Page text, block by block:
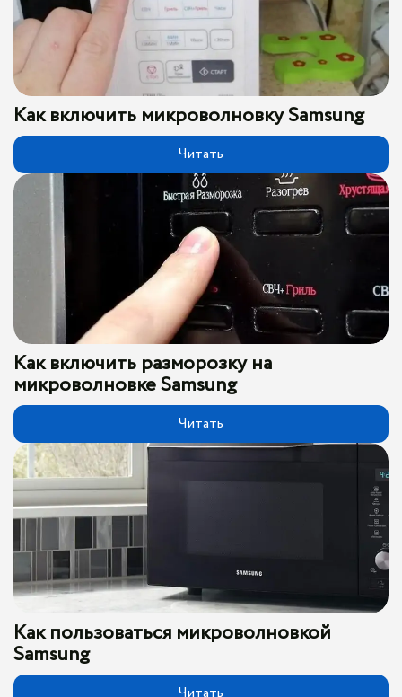
Как включить микроволновку Samsung
Читать
Как включить разморозку на
микроволновке Samsung
Читать
Как пользоваться микроволновкой
Samsung
Читать